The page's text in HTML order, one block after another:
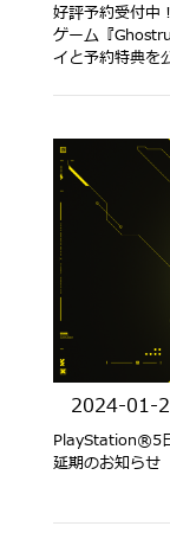
好評予約受付中
ゲーム『
イと予約特典を
2024-01-
PlayStation®5
延期のお知らせ